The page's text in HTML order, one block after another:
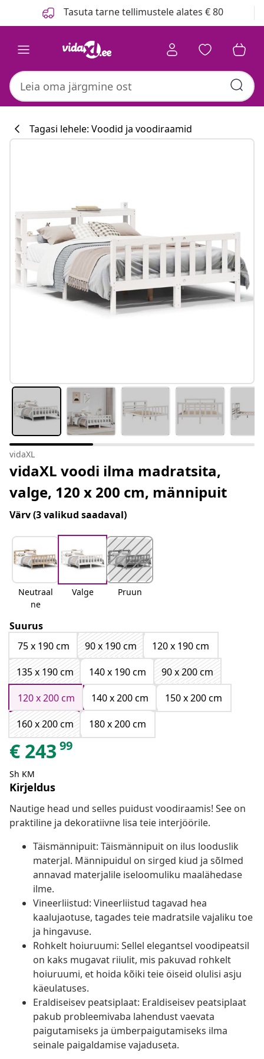
Tasuta tarne tellimustele alates € 80
#sharemevidaxl
Tagasi lehele: Voodid ja voodiraamid
vidaXL
vidaXL voodi ilma madratsita,
valge, 120 x 200 cm, männipuit
Värv(3 valikud saadaval)
Neutraal
ne
Valge Pruun
Suurus
75 x 190 cm
90 x 190 cm
120 x 190 cm
135 x 190 cm
140 x 190 cm
90 x 200 cm
120 x 200 cm
140 x 200 cm
150 x 200 cm
160 x 200 cm
180 x 200 cm
€ 243 99
Sh KM
Kirjeldus
Nautige head und selles puidust voodiraamis! See on
praktiline ja dekoratiivne lisa teie interjöörile.
Täismännipuit: Täismännipuit on ilus looduslik
materjal. Männipuidul on sirged kiud ja sõlmed
annavad materjalile iseloomuliku maalähedase
ilme.
Vineerliistud: Vineerliistud tagavad hea
kaalujaotuse, tagades teie madratsile vajaliku toe
ja hingavuse.
Rohkelt hoiuruumi: Sellel elegantsel voodipeatsil
on kaks mugavat riiulit, mis pakuvad rohkelt
hoiuruumi, et hoida kõiki teie öiseid olulisi asju
käeulatuses.
Eraldiseisev peatsiplaat: Eraldiseisev peatsiplaat
pakub probleemivaba lahendust vaevata
paigutamiseks ja ümberpaigutamiseks ilma
seinale paigaldamise vajaduseta.